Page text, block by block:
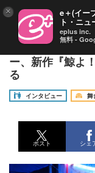
オフィス３◯◯
ー、新作『鯨よ
る
インタビュー
舞
ポスト シェ
× e＋(イー
ト・ニ
eplus inc.
無料 -